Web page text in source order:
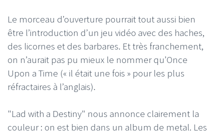
Le morceau d’ouverture pourrait tout aussi bien
être l’introduction d’un jeu vidéo avec des haches,
des licornes et des barbares. Et très franchement,
on n’aurait pas pu mieux le nommer qu’Once
Upon a Time (« il était une fois » pour les plus
réfractaires à l’anglais).
"Lad with a Destiny" nous annonce clairement la
couleur : on est bien dans un album de metal. Les